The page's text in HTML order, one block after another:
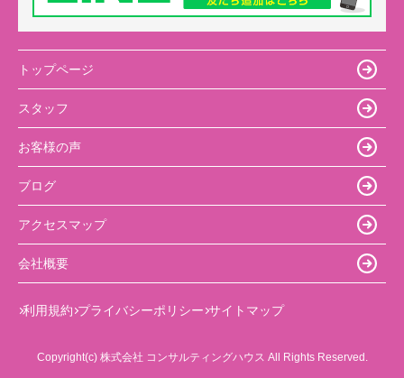
トップページ
スタッフ
お客様の声
ブログ
アクセスマップ
会社概要
利用規約 プライバシーポリシー サイトマップ
Copyright(c) 株式会社 コンサルティングハウス All Rights Reserved.